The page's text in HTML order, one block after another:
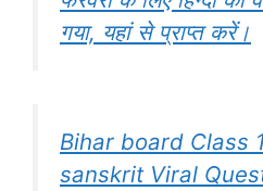
गया, यहां से प्राप्त करें।
Bihar board Class
sanskrit Viral